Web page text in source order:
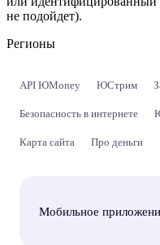
не подойдет).
Регионы
API ЮMoney ЮСтрим
Безопасность в интернете
Карта сайта Про деньги
Мобильное